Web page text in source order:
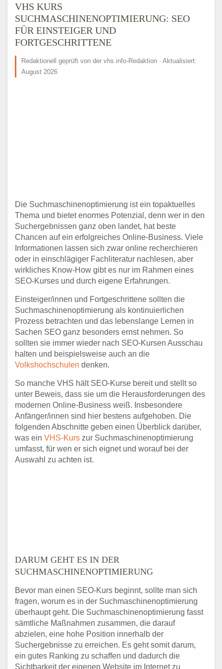
VHS KURS
SUCHMASCHINENOPTIMIERUNG: SEO
FÜR EINSTEIGER UND
FORTGESCHRITTENE
Redaktionell geprüft von der vhs.info-Redaktion · Aktualisiert:
August 2026
Die Suchmaschinenoptimierung ist ein topaktuelles
Thema und bietet enormes Potenzial, denn wer in den
Suchergebnissen ganz oben landet, hat beste
Chancen auf ein erfolgreiches Online-Business. Viele
Informationen lassen sich zwar online recherchieren
oder in einschlägiger Fachliteratur nachlesen, aber
wirkliches Know-How gibt es nur im Rahmen eines
SEO-Kurses und durch eigene Erfahrungen.
Einsteiger/innen und Fortgeschrittene sollten die
Suchmaschinenoptimierung als kontinuierlichen
Prozess betrachten und das lebenslange Lernen in
Sachen SEO ganz besonders ernst nehmen. So
sollten sie immer wieder nach SEO-Kursen Ausschau
halten und beispielsweise auch an die
Volkshochschulen denken.
So manche VHS hält SEO-Kurse bereit und stellt so
unter Beweis, dass sie um die Herausforderungen des
modernen Online-Business weiß. Insbesondere
Anfänger/innen sind hier bestens aufgehoben. Die
folgenden Abschnitte geben einen Überblick darüber,
was ein VHS-Kurs zur Suchmaschinenoptimierung
umfasst, für wen er sich eignet und worauf bei der
Auswahl zu achten ist.
DARUM GEHT ES IN DER
SUCHMASCHINENOPTIMIERUNG
Bevor man einen SEO-Kurs beginnt, sollte man sich
fragen, worum es in der Suchmaschinenoptimierung
überhaupt geht. Die Suchmaschinenoptimierung fasst
sämtliche Maßnahmen zusammen, die darauf
abzielen, eine hohe Position innerhalb der
Suchergebnisse zu erreichen. Es geht somit darum,
ein gutes Ranking zu schaffen und dadurch die
Sichtbarkeit der eigenen Website im Internet zu